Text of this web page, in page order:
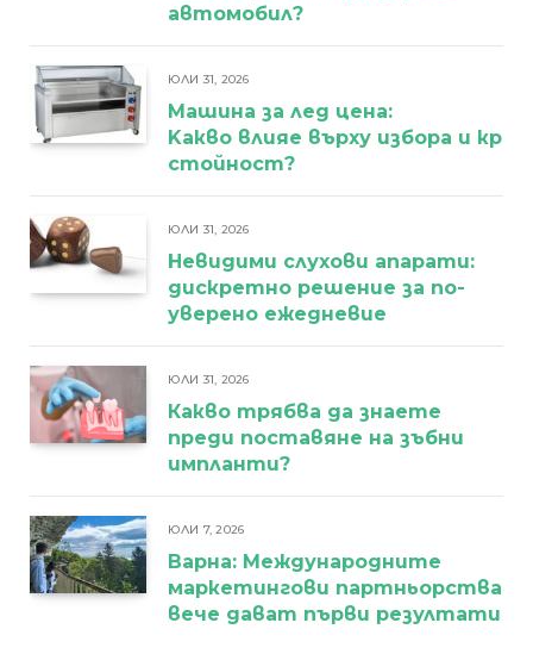
автомобил?
ЮЛИ 31, 2026
Машина за лед цена:
Kакво влияе върху избора и
стойност?
ЮЛИ 31, 2026
Невидими слухови апарати:
дискретно решение за по-
уверено ежедневие
ЮЛИ 31, 2026
Какво трябва да знаете
преди поставяне на зъбни
импланти?
ЮЛИ 7, 2026
Варна: Международните
маркетингови партньорства
вече дават първи резултати